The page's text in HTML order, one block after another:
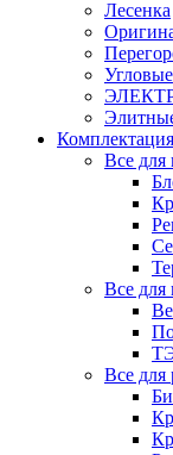
Лесенка
Угловые
Комплектация
Все для
Все для
Все для